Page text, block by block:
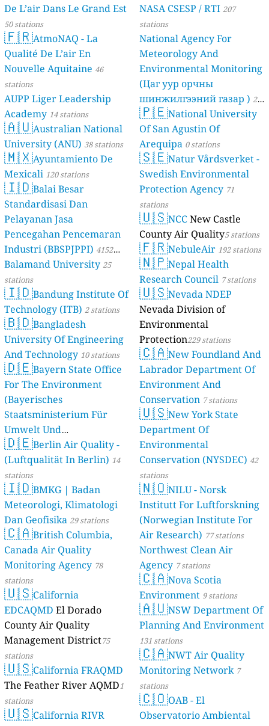
De L’air Dans Le Grand Est
50 stations
🇫🇷AtmoNAQ - La
Qualité De L’air En
Nouvelle Aquitaine 46
stations
AUPP Liger Leadership
Academy 14 stations
🇦🇺Australian National
University (ANU) 38 stations
🇲🇽Ayuntamiento De
Mexicali 120 stations
🇮🇩Balai Besar
Standardisasi Dan
Pelayanan Jasa
Pencegahan Pencemaran
Industri (BBSPJPPI) 4152
stations
Balamand University25
stations
🇮🇩Bandung Institute Of
Technology (ITB) 2 stations
🇧🇩Bangladesh
University Of Engineering
And Technology 10 stations
🇩🇪Bayern State Office
For The Environment
(Bayerisches
Staatsministerium Für
Umwelt Und
Verbraucherschutz) - LfU
46 stations
🇩🇪Berlin Air Quality -
(Luftqualität In Berlin) 14
stations
🇮🇩BMKG | Badan
Meteorologi, Klimatologi
Dan Geofisika 29 stations
🇨🇦British Columbia,
Canada Air Quality
Monitoring Agency 78
stations
🇺🇸California
EDCAQMD El Dorado
County Air Quality
Management District75
stations
🇺🇸California FRAQMD
The Feather River AQMD1
stations
🇺🇸California RIVR
NASA CSESP / RTI 207
stations
National Agency For
Meteorology And
Environmental Monitoring
(Цаг уур орчны
шинжилгээний газар ) 21
stations
🇵🇪National University
Of San Agustin Of
Arequipa 0 stations
🇸🇪Natur Vårdsverket -
Swedish Environmental
Protection Agency 71
stations
🇺🇸NCCNew Castle
County Air Quality5 stations
🇫🇷NebuleAir 192 stations
🇳🇵Nepal Health
Research Council 7 stations
🇺🇸Nevada NDEP
Nevada Division of
Environmental
Protection229 stations
🇨🇦New Foundland And
Labrador Department Of
Environment And
Conservation 7 stations
🇺🇸New York State
Department Of
Environmental
Conservation (NYSDEC) 42
stations
🇳🇴NILU - Norsk
Institutt For Luftforskning
(Norwegian Institute For
Air Research) 77 stations
Northwest Clean Air
Agency 7 stations
🇨🇦Nova Scotia
Environment 9 stations
🇦🇺NSW Department Of
Planning And Environment
131 stations
🇨🇦NWT Air Quality
Monitoring Network 7
stations
🇨🇴OAB - El
Observatorio Ambiental